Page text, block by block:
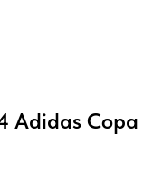
Adidas Copa